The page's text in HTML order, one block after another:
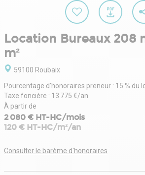
Location Bureaux 208
m²
59100 Roubaix
Pourcentage d'honoraires preneur : 15 % du
Taxe foncière : 13 775 €/an
À partir de
2 080 € HT-HC/mois
120 € HT-HC/m²/an
Consulter le barème d'honoraires